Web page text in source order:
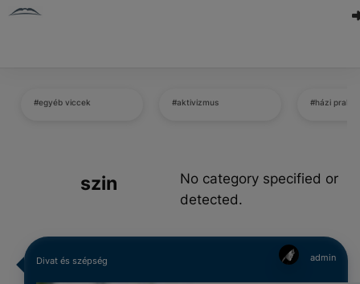
#egyéb viccek #aktivizmus #házi
szin
No category specified or
detected.
Divat és szépség admin